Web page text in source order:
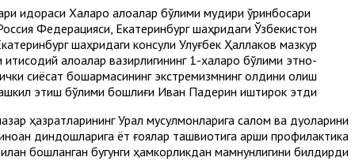
идораси Халқаро алоқалар бўлими мудири ўринбосари
Федерацияси, Екатеринбург шаҳридаги Ўзбекистон
шаҳридаги консули Улуғбек Ҳаллаков мазкур
алоқалар вазирлигининг 1-халқаро бўлими этно-
сиёсат бошқармасининг экстремизмнинг олдини олиш
этиш бўлими бошлиғи Иван Падерин иштирок этди.
ҳазратларининг Урал мусулмонларига салом ва дуоларини
диндошларига ёт ғоялар ташвиқотига қарши профилактика
бошланган бугунги ҳамкорликдан мамнунлигини билдирди.